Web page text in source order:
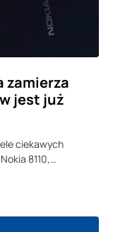
zamierza
jest już
ciekawych
8110,…